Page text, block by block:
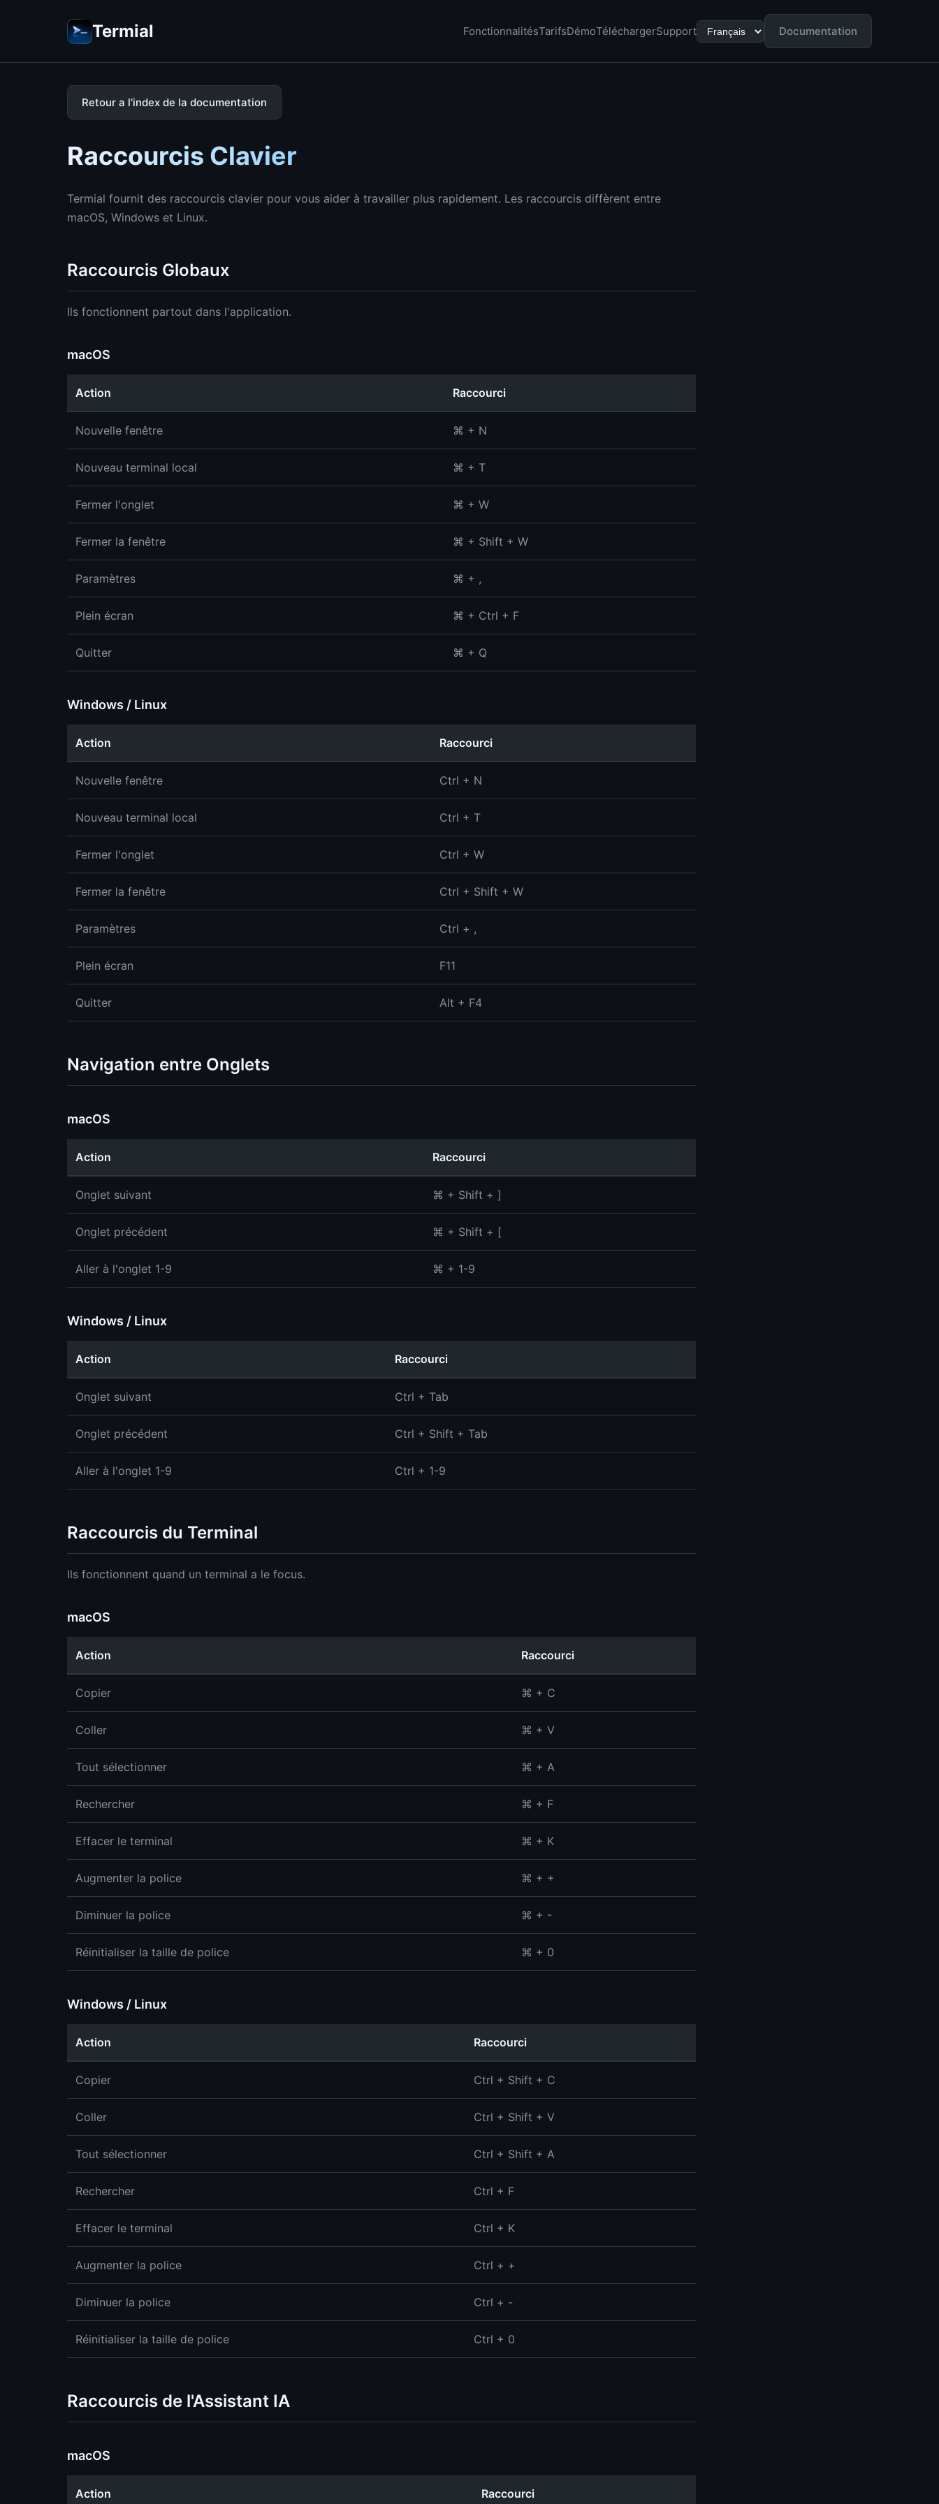
Termial FonctionnalitésTarifsDémoTéléchargerSupport Documentation
Retour a l'index de la documentation
Raccourcis Clavier
Termial fournit des raccourcis clavier pour vous aider à travailler plus rapidement. Les raccourcis diffèrent entre
macOS, Windows et Linux.
Raccourcis Globaux
Ils fonctionnent partout dans l'application.
macOS
Action Raccourci
Nouvelle fenêtre ⌘ + N
Nouveau terminal local ⌘ + T
Fermer l'onglet ⌘ + W
Fermer la fenêtre ⌘ + Shift + W
Paramètres ⌘ + ,
Plein écran ⌘ + Ctrl + F
Quitter ⌘ + Q
Windows / Linux
Action Raccourci
Nouvelle fenêtre Ctrl + N
Nouveau terminal local Ctrl + T
Fermer l'onglet Ctrl + W
Fermer la fenêtre Ctrl + Shift + W
Paramètres Ctrl + ,
Plein écran F11
Quitter Alt + F4
Navigation entre Onglets
macOS
Action Raccourci
Onglet suivant ⌘ + Shift + ]
Onglet précédent ⌘ + Shift + [
Aller à l'onglet 1-9 ⌘ + 1-9
Windows / Linux
Action Raccourci
Onglet suivant Ctrl + Tab
Onglet précédent Ctrl + Shift + Tab
Aller à l'onglet 1-9 Ctrl + 1-9
Raccourcis du Terminal
Ils fonctionnent quand un terminal a le focus.
macOS
Action Raccourci
Copier ⌘ + C
Coller ⌘ + V
Tout sélectionner ⌘ + A
Rechercher ⌘ + F
Effacer le terminal ⌘ + K
Augmenter la police ⌘ + +
Diminuer la police ⌘ + -
Réinitialiser la taille de police ⌘ + 0
Windows / Linux
Action Raccourci
Copier Ctrl + Shift + C
Coller Ctrl + Shift + V
Tout sélectionner Ctrl + Shift + A
Rechercher Ctrl + F
Effacer le terminal Ctrl + K
Augmenter la police Ctrl + +
Diminuer la police Ctrl + -
Réinitialiser la taille de police Ctrl + 0
Raccourcis de l'Assistant IA
macOS
Action Raccourci